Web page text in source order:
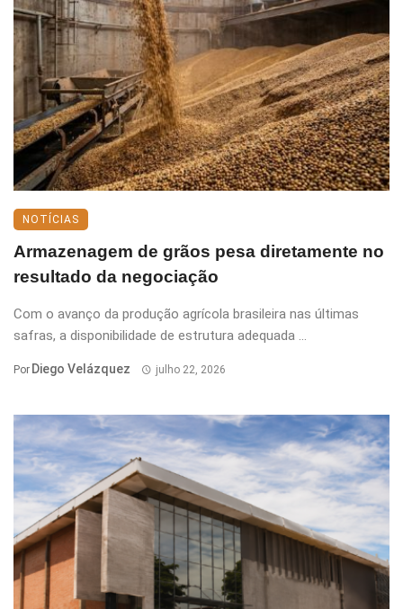
NOTÍCIAS
Armazenagem de grãos pesa diretamente no
resultado da negociação
Com o avanço da produção agrícola brasileira nas últimas
safras, a disponibilidade de estrutura adequada ...
Por Diego Velázquez julho 22, 2026